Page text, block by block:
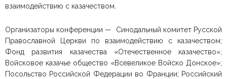
взаимодействию с казачеством.
Организаторы конференции — Синодальный комитет Русской
Православной Церкви по взаимодействию с казачеством;
Фонд развития казачества «Отечественное казачество»;
Войсковое казачье общество «Всевеликое Войско Донское»;
Посольство Российской Федерации во Франции; Российский